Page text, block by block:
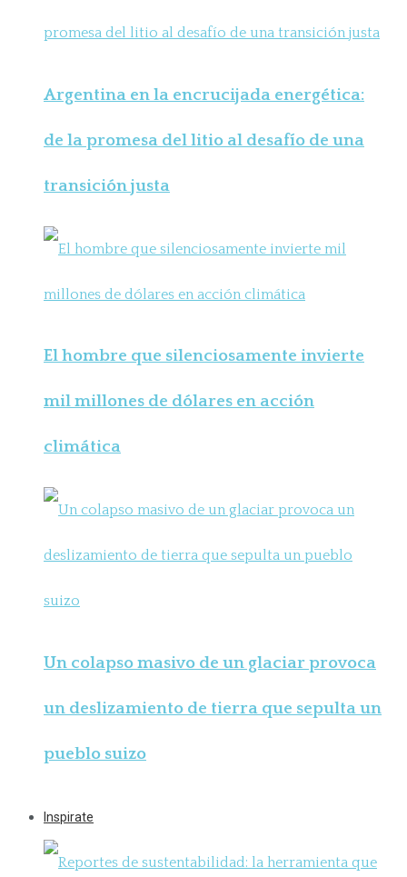
Argentina en la encrucijada energética:
de la promesa del litio al desafío de una
transición justa
El hombre que silenciosamente invierte
mil millones de dólares en acción
climática
Un colapso masivo de un glaciar provoca
un deslizamiento de tierra que sepulta un
pueblo suizo
Inspirate